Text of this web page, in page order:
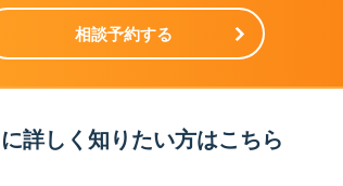
相談予約する
詳しく知りたい方はこちら